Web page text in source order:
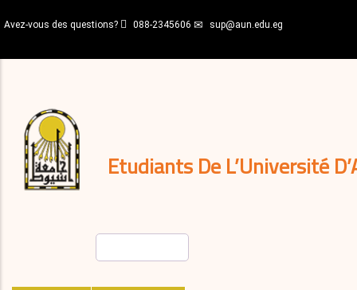
au
principal
Avez-vous des questions? 088-2345606 sup@aun.edu.eg
Etudiants De L’Université
décisions
Expatriés
Journal